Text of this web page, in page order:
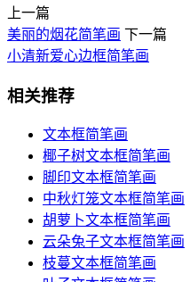
上一篇
美丽的烟花简笔画 下一篇
小清新爱心边框简笔画
相关推荐
文本框简笔画
椰子树文本框简笔画
脚印文本框简笔画
中秋灯笼文本框简笔画
胡萝卜文本框简笔画
云朵兔子文本框简笔画
枝蔓文本框简笔画